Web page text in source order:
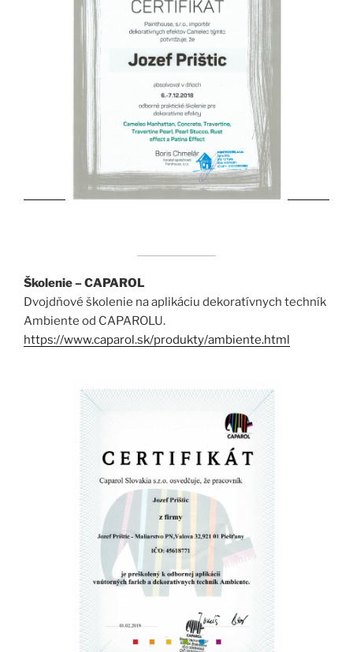
Školenie – CAPAROL
Dvojdňové školenie na aplikáciu dekoratívnych techník
Ambiente od CAPAROLU.
https://www.caparol.sk/produkty/ambiente.html